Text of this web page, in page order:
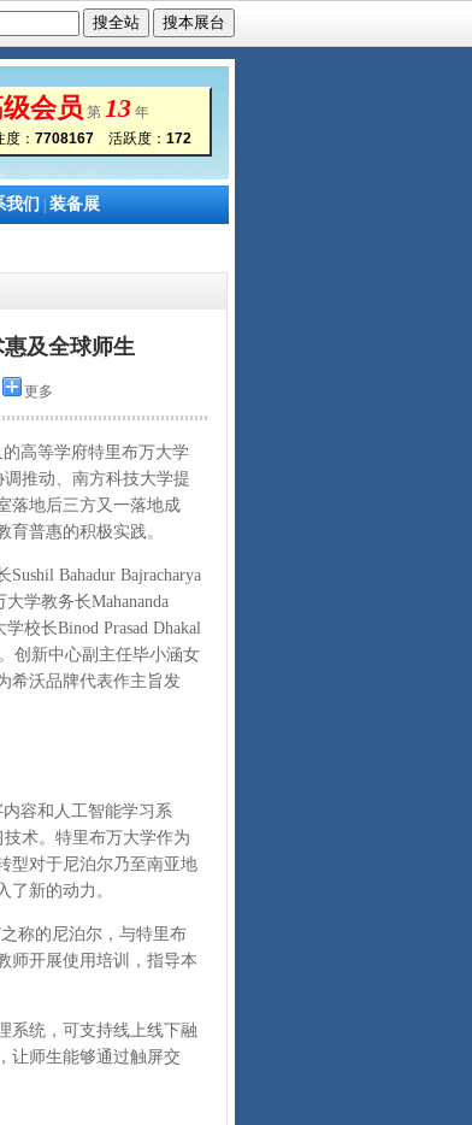
会员 第 13 年
度： 7708167 活跃度： 172
我们 装备展
及全球师生
更多
高等学府特里布万大学
推动、南方科技大学提
落地后三方又一落地成
普惠的积极实践。
Bahadur Bajracharya
学教务长Mahananda
校长Binod Prasad Dhakal
创新中心副主任毕小涵女
希沃品牌代表作主旨发
容和人工智能学习系
术。特里布万大学作为
型对于尼泊尔乃至南亚地
了新的动力。
称的尼泊尔，与特里布
师开展使用培训，指导本
统，可支持线上线下融
让师生能够通过触屏交